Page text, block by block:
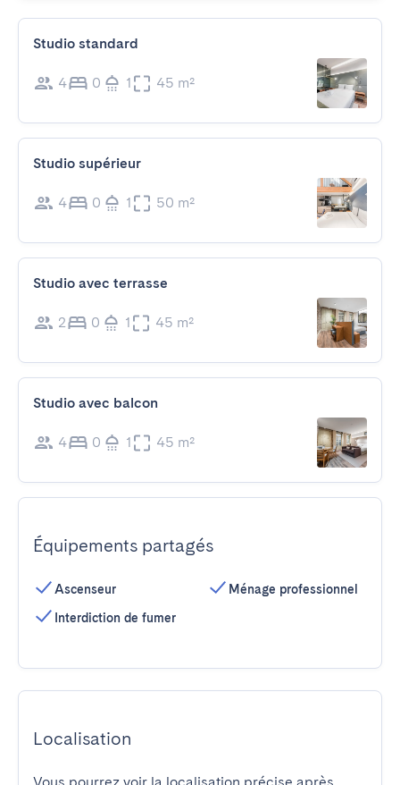
Studio standard
4 0 1 45 m²
Studio supérieur
4 0 1 50 m²
Studio avec terrasse
2 0 1 45 m²
Studio avec balcon
4 0 1 45 m²
Équipements partagés
Ascenseur
Interdiction de fumer
Ménage professionnel
Localisation